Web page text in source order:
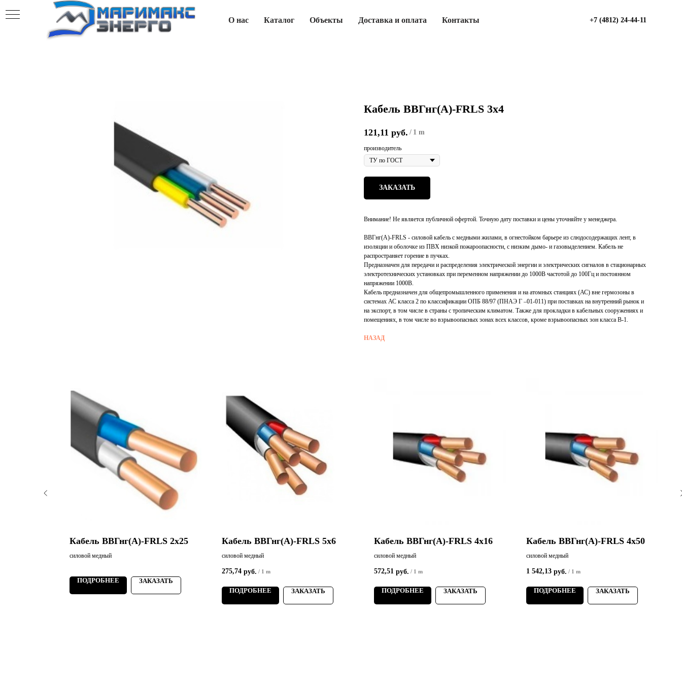
О нас Каталог Объекты Доставка и оплата Контакты +7 (4812) 24-44-11
Кабель ВВГнг(А)-FRLS 3х4
121,11 руб. / 1 m
производитель
ЗАКАЗАТЬ
Внимание! Не является публичной офертой. Точную дату поставки и цены уточняйте у менеджера.
ВВГнг(А)-FRLS - силовой кабель с медными жилами, в огнестойком барьере из слюдосодержащих лент, в
изоляции и оболочке из ПВХ низкой пожароопасности, с низким дымо- и газовыделением. Кабель не
распространяет горение в пучках.
Предназначен для передачи и распределения электрической энергии и электрических сигналов в стационарных
электротехнических установках при переменном напряжении до 1000В частотой до 100Гц и постоянном
напряжении 1000В.
Кабель предназначен для общепромышленного применения и на атомных станциях (АС) вне гермозоны в
системах АС класса 2 по классификации ОПБ 88/97 (ПНАЭ Г –01-011) при поставках на внутренний рынок и
на экспорт, в том числе в страны с тропическим климатом. Также для прокладки в кабельных сооружениях и
помещениях, в том числе во взрывоопасных зонах всех классов, кроме взрывоопасных зон класса В-1.
НАЗАД
Кабель ВВГнг(А)-FRLS 2х25
силовой медный
ПОДРОБНЕЕ ЗАКАЗАТЬ
Кабель ВВГнг(А)-FRLS 5х6
силовой медный
275,74 руб. / 1 m
ПОДРОБНЕЕ ЗАКАЗАТЬ
Кабель ВВГнг(А)-FRLS 4х16
силовой медный
572,51 руб. / 1 m
ПОДРОБНЕЕ ЗАКАЗАТЬ
Кабель ВВГнг(А)-FRLS 4х50
силовой медный
1 542,13 руб. / 1 m
ПОДРОБНЕЕ ЗАКАЗАТЬ